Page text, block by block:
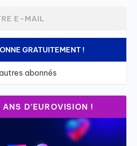
GRATUITEMENT !
abonnés
D’EUROVISION !